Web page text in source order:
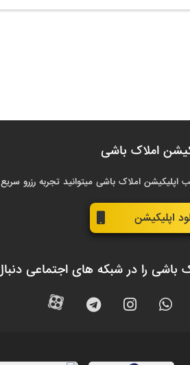
املاک باشی
اپلیکیشن املاک باشی میتوانید تجربه رزرو
اپلیکیشن
باشی را در شبکه های اجتماعی